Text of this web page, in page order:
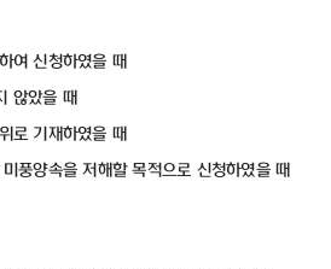
여 신청하였을 때
않았을 때
로 기재하였을 때
풍양속을 저해할 목적으로 신청하였을 때